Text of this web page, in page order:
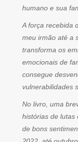
humano e sua
A força recebida
meu irmão até a
transforma os
emocionais de
consegue
vulnerabilidades
No livro, uma
histórias de lutas
de bons